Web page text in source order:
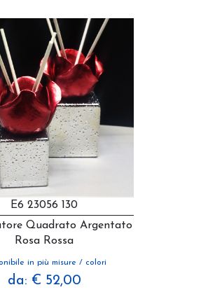
E6 23056 130
Quadrato Argentato
Rosa Rossa
in più misure / colori
da: € 52,00